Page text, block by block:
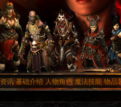
讯基础介绍 人物角色魔法技能物品